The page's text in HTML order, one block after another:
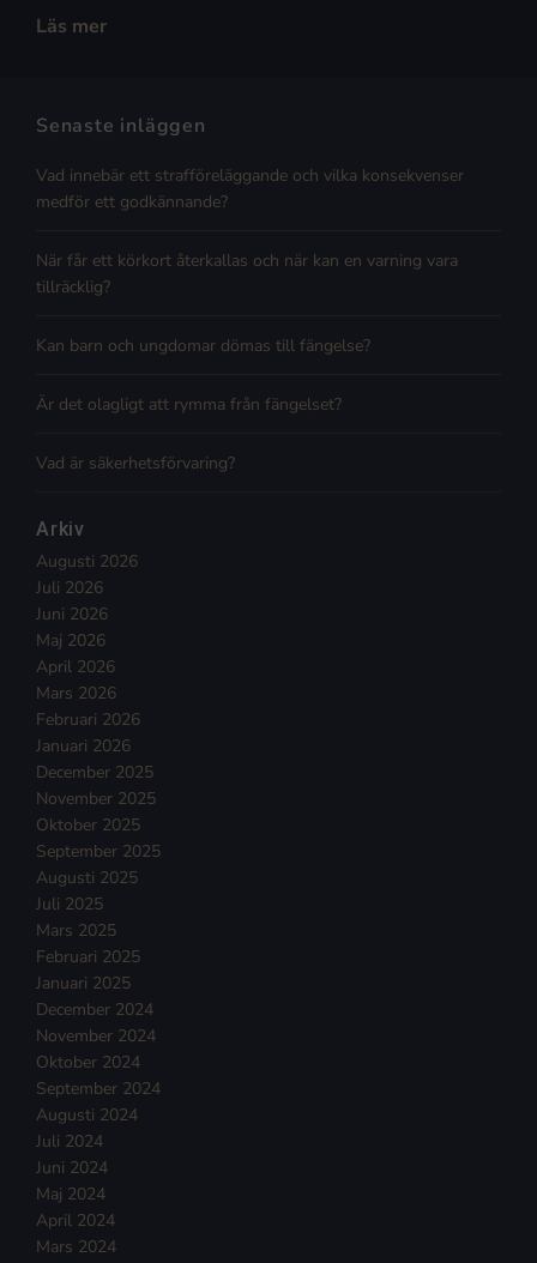
Läs mer
Senaste inläggen
Vad innebär ett strafföreläggande och vilka konsekvenser
medför ett godkännande?
När får ett körkort återkallas och när kan en varning vara
tillräcklig?
Kan barn och ungdomar dömas till fängelse?
Är det olagligt att rymma från fängelset?
Vad är säkerhetsförvaring?
Arkiv
Augusti 2026
Juli 2026
Juni 2026
Maj 2026
April 2026
Mars 2026
Februari 2026
Januari 2026
December 2025
November 2025
Oktober 2025
September 2025
Augusti 2025
Juli 2025
Mars 2025
Februari 2025
Januari 2025
December 2024
November 2024
Oktober 2024
September 2024
Augusti 2024
Juli 2024
Juni 2024
Maj 2024
April 2024
Mars 2024